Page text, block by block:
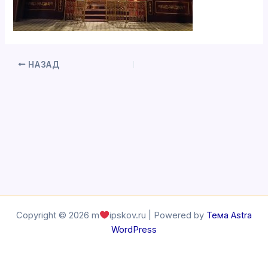
НАЗАД
Copyright © 2026 m ipskov.ru | Powered by Тема Astra
WordPress